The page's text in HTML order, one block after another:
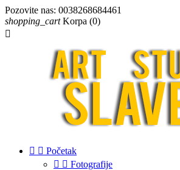
Pozovite nas: 0038268684461
shopping_cart Korpa (0)

  Početak
  Fotografije